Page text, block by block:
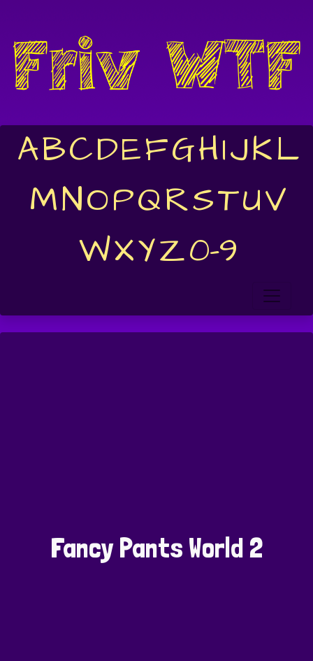
ABCDEFGHIJKL
MNOPQRSTUV
WXYZ0-9
Fancy Pants World 2